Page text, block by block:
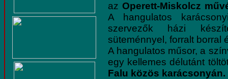
az Operett-Miskolcz
A hangulatos
szervezők házi
süteménnyel, forralt borral
A hangulatos műsor, a
egy kellemes délutánt
Falu közös karácsonyán.